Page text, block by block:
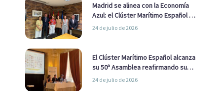
Madrid se alinea con la Economía
Azul: el Clúster Marítimo Español y
la Real Liga Naval avanzan alianzas
24 de julio de 2026
El Clúster Marítimo Español alcanza
su 50ª Asamblea reafirmando su
liderazgo en la Economía Azul
24 de julio de 2026